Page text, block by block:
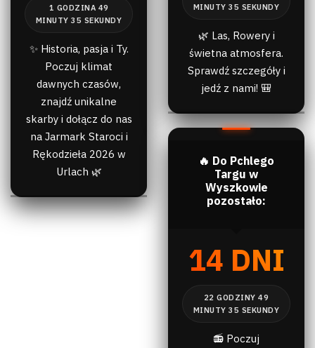
✨ Historia, pasja i Ty.
Poczuj klimat
dawnych czasów,
znajdź unikalne
skarby i dołącz do nas
na Jarmark Staroci i
Rękodzieła 2026 w
Urlach 🌿
🌿 Las, Rowery i
świetna atmosfera.
Sprawdź szczegóły i
jedź z nami! 🎒
🔥 Do Pchlego
Targu w
Wyszkowie
pozostało:
14 DNI
📻 Poczuj